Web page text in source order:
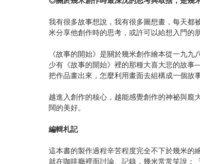
我有很多故事想說，我有很多圖想畫，每天都
米分享他創作時的思考，或許可以給想入門的
《故事的開始》是關於幾米創作繪本從一九
少有《故事的開始》裡的那種大喜大悲的故
把作品畫出來，怎麼利用畫面去組構成一個故
越進入創作的核心，越能感覺創作的神祕與龐
闊的美好。
編輯札記
這本書的製作過程辛苦程度完全不下於幾米的
就在咖啡廳裡面討論、記錄，幾米常常笑說：